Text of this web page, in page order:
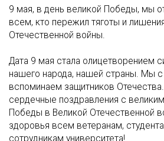
9 мая, в день великой Победы, мы
всем, кто пережил тяготы и
Отечественной войны.
Дата 9 мая стала олицетворением
нашего народа, нашей страны. Мы
вспоминаем защитников
сердечные поздравления с
Победы в Великой Отечественной
здоровья всем ветеранам,
сотрудникам университета!